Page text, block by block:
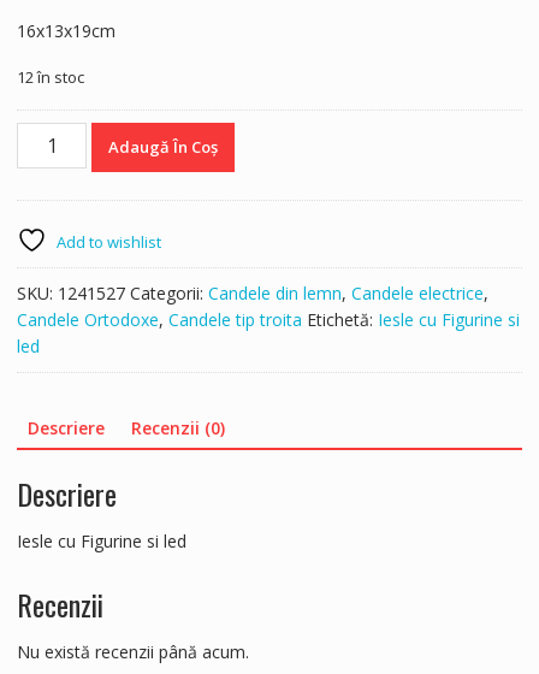
16x13x19cm
12 în stoc
Cantitate
si
led
Adaugă În Coș
Add to wishlist
SKU: 1241527 Categorii: Candele din lemn, Candele electrice,
Candele Ortodoxe, Candele tip troita Etichetă: Iesle cu Figurine si
led
Descriere Recenzii (0)
Descriere
Iesle cu Figurine si led
Recenzii
Nu există recenzii până acum.